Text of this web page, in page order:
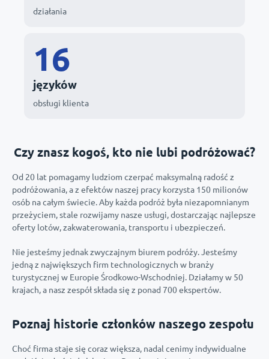
działania
16
języków
obsługi klienta
Czy znasz kogoś, kto nie lubi podróżować?
Od 20 lat pomagamy ludziom czerpać maksymalną radość z
podróżowania, a z efektów naszej pracy korzysta 150 milionów
osób na całym świecie. Aby każda podróż była niezapomnianym
przeżyciem, stale rozwijamy nasze usługi, dostarczając najlepsze
oferty lotów, zakwaterowania, transportu i ubezpieczeń.
Nie jesteśmy jednak zwyczajnym biurem podróży. Jesteśmy
jedną z największych firm technologicznych w branży
turystycznej w Europie Środkowo-Wschodniej. Działamy w 50
krajach, a nasz zespół składa się z ponad 700 ekspertów.
Poznaj historie członków naszego zespołu
Choć firma staje się coraz większa, nadal cenimy indywidualne
Magdalena Sojka Jakub